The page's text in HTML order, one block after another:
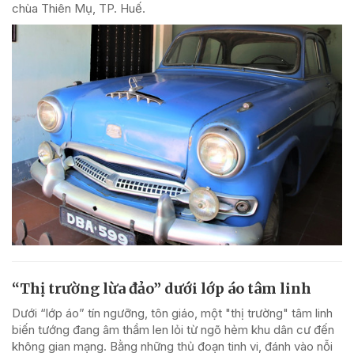
chùa Thiên Mụ, TP. Huế.
“Thị trường lừa đảo” dưới lớp áo tâm linh
Dưới “lớp áo” tín ngưỡng, tôn giáo, một "thị trường" tâm linh
biến tướng đang âm thầm len lỏi từ ngõ hẻm khu dân cư đến
không gian mạng. Bằng những thủ đoạn tinh vi, đánh vào nỗi